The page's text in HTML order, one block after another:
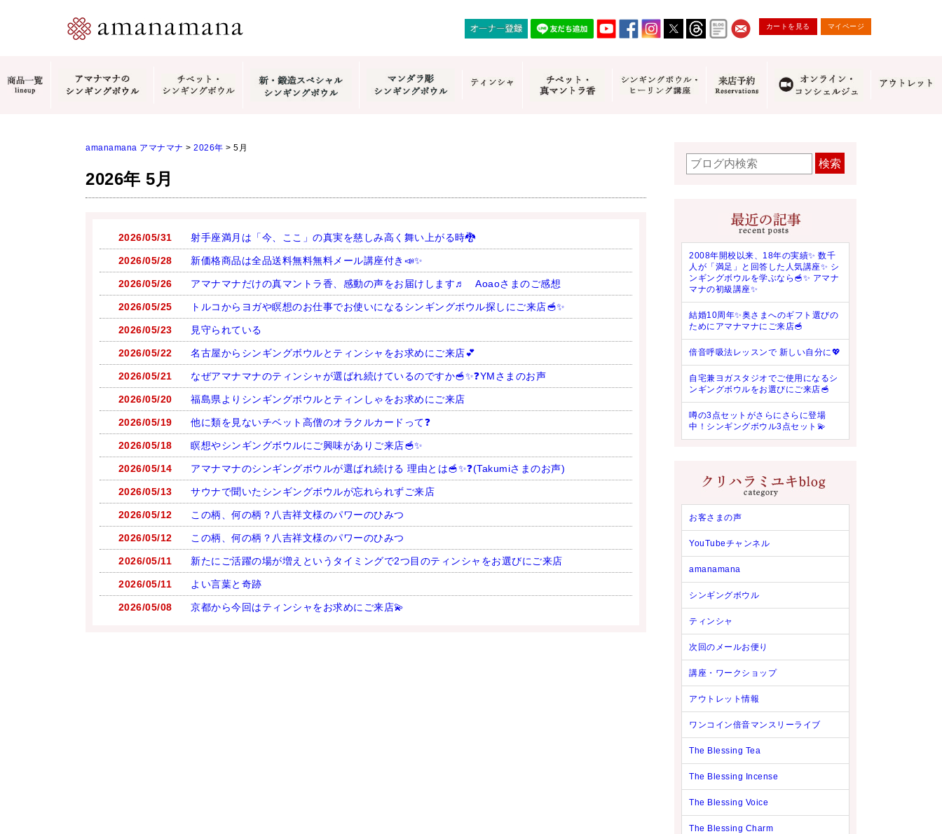
カートを見る マイページ
amanamana アマナマナ > 2026年 > 5月
2026年 5月
2026/05/31 射手座満月は「今、ここ」の真実を慈しみ高く舞い上がる時🐉
2026/05/28 新価格商品は全品送料無料無料メール講座付き📣✨
2026/05/26 アマナマナだけの真マントラ香、感動の声をお届けします♬ Aoaoさまのご感想
2026/05/25 トルコからヨガや瞑想のお仕事でお使いになるシンギングボウル探しにご来店🥣✨
2026/05/23 見守られている
2026/05/22 名古屋からシンギングボウルとティンシャをお求めにご来店💕
2026/05/21 なぜアマナマナのティンシャが選ばれ続けているのですか🥣✨❓YMさまのお声
2026/05/20 福島県よりシンギングボウルとティンしゃをお求めにご来店
2026/05/19 他に類を見ないチベット高僧のオラクルカードって❓
2026/05/18 瞑想やシンギングボウルにご興味がありご来店🥣✨
2026/05/14 アマナマナのシンギングボウルが選ばれ続ける 理由とは🥣✨❓(Takumiさまのお声)
2026/05/13 サウナで聞いたシンギングボウルが忘れられずご来店
2026/05/12 この柄、何の柄？八吉祥文様のパワーのひみつ
2026/05/12 この柄、何の柄？八吉祥文様のパワーのひみつ
2026/05/11 新たにご活躍の場が増えというタイミングで2つ目のティンシャをお選びにご来店
2026/05/11 よい言葉と奇跡
2026/05/08 京都から今回はティンシャをお求めにご来店💫
検索
2008年開校以来、18年の実績✨ 数千
人が「満足」と回答した人気講座✨ シ
ンギングボウルを学ぶなら🥣✨ アマナ
マナの初級講座✨
結婚10周年✨奥さまへのギフト選びの
ためにアマナマナにご来店🥣
倍音呼吸法レッスンで 新しい自分に💖
自宅兼ヨガスタジオでご使用になるシ
ンギングボウルをお選びにご来店🥣
噂の3点セットがさらにさらに登場
中！シンギングボウル3点セット💫
お客さまの声
YouTubeチャンネル
amanamana
シンギングボウル
ティンシャ
次回のメールお便り
講座・ワークショップ
アウトレット情報
ワンコイン倍音マンスリーライブ
The Blessing Tea
The Blessing Incense
The Blessing Voice
The Blessing Charm